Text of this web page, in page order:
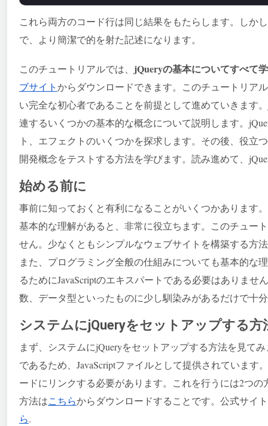
これら両方のコード行は同じ結果をもたらします。しか
で、より簡潔で的を射た記述になります。
このチュートリアルでは、 jQueryの基本についてすべて
ブサイトからダウンロードできます。このチュートリア
い完全な初心者であることを前提として進めていきます
連するいくつかの基本的な概念について説明します。
ト、エフェクトのいくつかを探求します。その後、役立
開発概念をテストする方法を学びます。読み進めて、
始める前に
事前に知っておくと有利になることがいくつかあります
基本的な理解があると、非常に役立ちます。このチュー
せん。少なくともシンプルなウェブサイトを構築する方
また、プログラミング全般の仕組みについても基本的な
るためにJavaScriptのエキスパートである必要はありませ
数、データ型といったものに少し馴染みがあるだけで十
システムにjQueryをセットアップする方
まず、システムにjQueryをセットアップする方法を見て
であるため、JavaScriptファイルとして提供されていま
ードにリンクする必要があります。これを行うには2つ
方法はこちらからダウンロードすることです。公式サイ
ら.